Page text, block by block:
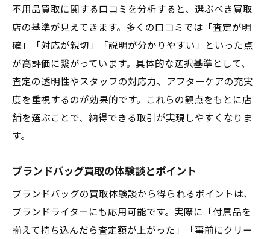
不用品買取に関する口コミを分析すると、選ぶべき買取
店の基準が見えてきます。多くの口コミでは「査定が明
確」「対応が親切」「説明が分かりやすい」といった点
が高評価に繋がっています。具体的な選択基準として、
査定の透明性やスタッフの対応力、アフターケアの充実
度を重視するのが効果的です。これらの観点をもとに店
舗を選ぶことで、納得できる取引が実現しやすくなりま
す。
ブランドバッグ買取の体験談とポイント
ブランドバッグの買取体験談から得られるポイントは、
ブランドライターにも応用可能です。実際に「付属品を
揃えて持ち込んだら査定額が上がった」「事前にクリー